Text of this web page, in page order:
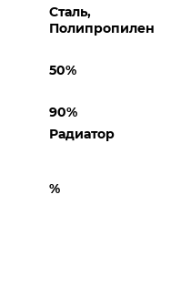
Сталь,
Полипропилен
50%
90%
Радиатор
%